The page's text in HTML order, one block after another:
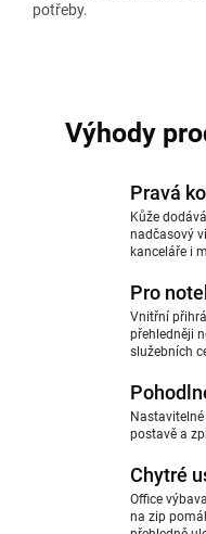
potřeby.
Výhody
Pravá
Kůže
nadčasový
kanceláře i
Pro
Vnitřní
přehledněji
služebních
postavě a
Chytré
Office
na zip